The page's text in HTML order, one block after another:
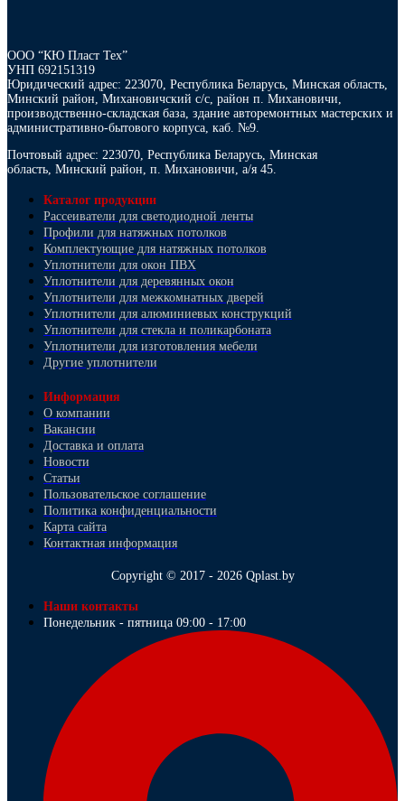
ООО “КЮ Пласт Тех”
УНП 692151319
Юридический адрес: 223070, Республика Беларусь, Минская область,
Минский район, Михановичский с/с, район п. Михановичи,
производственно-складская база, здание авторемонтных мастерских и
административно-бытового корпуса, каб. №9.
Почтовый адрес: 223070, Республика Беларусь, Минская
область, Минский район, п. Михановичи, а/я 45.
Каталог продукции
Рассеиватели для светодиодной ленты
Профили для натяжных потолков
Комплектующие для натяжных потолков
Уплотнители для окон ПВХ
Уплотнители для деревянных окон
Уплотнители для межкомнатных дверей
Уплотнители для алюминиевых конструкций
Уплотнители для стекла и поликарбоната
Уплотнители для изготовления мебели
Другие уплотнители
Информация
О компании
Вакансии
Доставка и оплата
Новости
Статьи
Пользовательское соглашение
Политика конфиденциальности
Карта сайта
Контактная информация
Copyright © 2017 - 2026 Qplast.by
Наши контакты
Понедельник - пятница 09:00 - 17:00